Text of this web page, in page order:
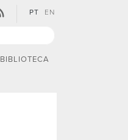
PT EN
BIBLIOTECA